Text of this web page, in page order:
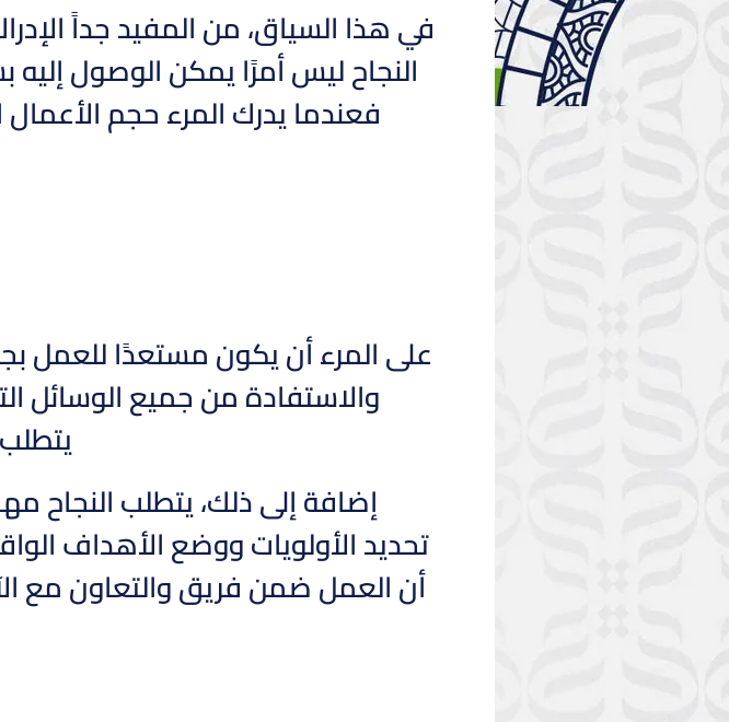
في هذا السياق، من المفيد جداً
النجاح ليس أمرًا يمكن الوصول إليه
فعندما يدرك المرء حجم
على المرء أن يكون مستعدًا للعمل
والاستفادة من جميع الوسائل
إضافة إلى ذلك، يتطلب النجاح
تحديد الأولويات ووضع الأهداف
أن العمل ضمن فريق والتعاون مع